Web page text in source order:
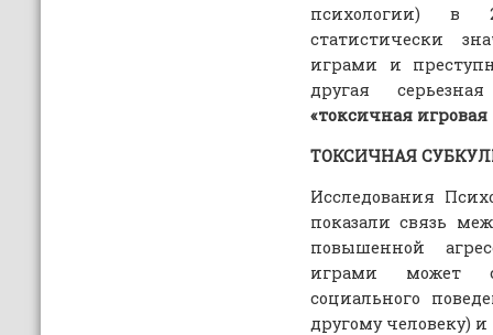
психологии) в
статистически
играми и
другая
«токсичная игровая
ТОКСИЧНАЯ
Исследования
показали связь
повышенной
играми может
социального
другому человеку)